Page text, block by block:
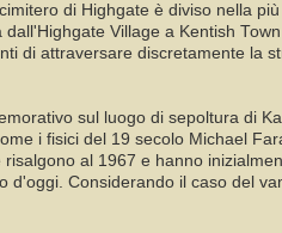
di Highgate è diviso nella
Village a Kentish
di attraversare discretamente la
sul luogo di sepoltura di
i fisici del 19 secolo Michael
al 1967 e hanno
d'oggi. Considerando il caso del